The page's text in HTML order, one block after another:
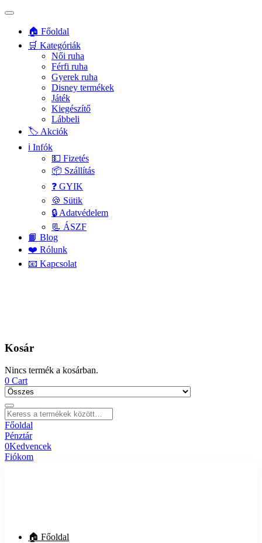
🏠 Főoldal
🛒 Kategóriák
Női ruha
Férfi ruha
Gyerek ruha
Disney termékek
Játék
Kiegészítő
Lábbeli
🏷️ Akciók
ℹ️ Infók
💵 Fizetés
📦 Szállítás
❓ GYIK
🍪 Sütik
🔒 Adatvédelem
📃 ÁSZF
📙 Blog
❤️ Rólunk
📧 Kapcsolat
Kosár
Nincs termék a kosárban.
0 Cart
Főoldal
Pénztár
0Kedvencek
Fiókom
🏠 Főoldal